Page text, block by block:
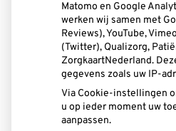
« Terug naar het
Matomo en Google
werken wij samen met
Reviews), YouTube,
(Twitter), Qualizorg,
ZorgkaartNederland.
gegevens zoals uw IP-
Via Cookie-instellingen
u op ieder moment uw
aanpassen.